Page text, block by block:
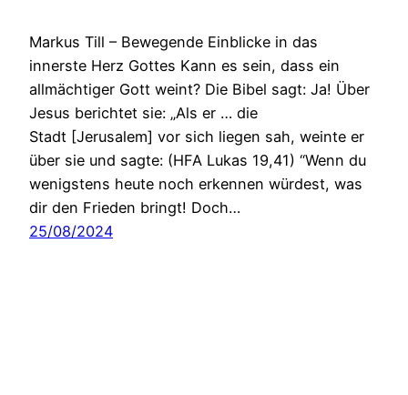
Markus Till – Bewegende Einblicke in das
innerste Herz Gottes Kann es sein, dass ein
allmächtiger Gott weint? Die Bibel sagt: Ja! Über
Jesus berichtet sie: „Als er … die
Stadt [Jerusalem] vor sich liegen sah, weinte er
über sie und sagte: (HFA Lukas 19,41) “Wenn du
wenigstens heute noch erkennen würdest, was
dir den Frieden bringt! Doch…
25/08/2024